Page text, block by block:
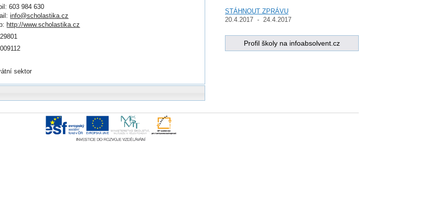
STÁHNOUT ZPRÁVU
20.4.2017 - 24.4.2017
Profil školy na infoabsolvent.cz
603 984 630
info@scholastika.cz
http://www.scholastika.cz
sektor